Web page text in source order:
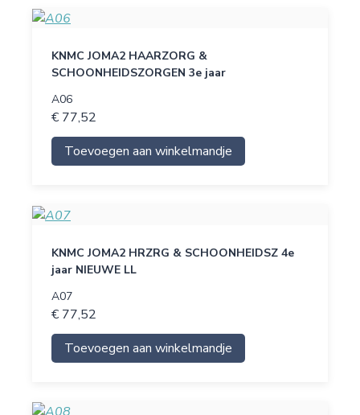
KNMC JOMA2 HAARZORG &
SCHOONHEIDSZORGEN 3e jaar
A06
€ 77,52
Toevoegen aan winkelmandje
KNMC JOMA2 HRZRG & SCHOONHEIDSZ 4e
jaar NIEUWE LL
A07
€ 77,52
Toevoegen aan winkelmandje